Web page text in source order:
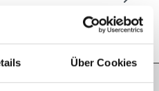
Über Cookies